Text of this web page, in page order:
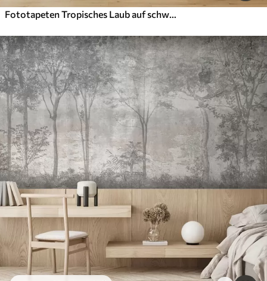
Fototapeten Tropisches Laub auf schwarzem Hintergrund